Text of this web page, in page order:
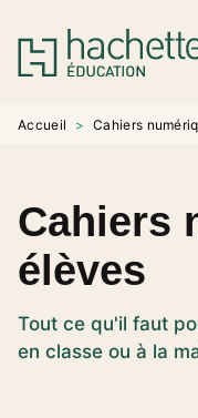
MENU
PIED DE PAGE
Accueil > Cahiers
Cahiers
élèves
Tout ce qu'il faut
en classe ou à la